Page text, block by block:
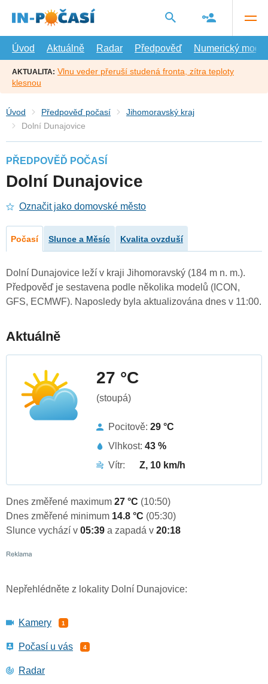
hlavní
Úvod
Aktuálně Radar Předpověď Numerický model
AKTUALITA: Vlnu veder přeruší studená fronta, zítra teploty
klesnou
Úvod Předpověď počasí
Jihomoravský kraj
Dolní Dunajovice
PŘEDPOVĚĎ POČASÍ
Dolní Dunajovice
Označit jako domovské město
Počasí Slunce a Měsíc Kvalita ovzduší
Dolní Dunajovice leží v kraji Jihomoravský (184 m n. m.).
Předpověď je sestavena podle několika modelů (ICON,
GFS, ECMWF). Naposledy byla aktualizována dnes v 11:00.
Aktuálně
27 °C
(stoupá)
Pocitově: 29 °C
Vlhkost: 43 %
Vítr:
Z, 10 km/h
Dnes změřené maximum 27 °C (10:50)
Dnes změřené minimum 14.8 °C (05:30)
Slunce vychází v 05:39 a zapadá v 20:18
Nepřehlédněte z lokality Dolní Dunajovice:
Kamery 1
Počasí u vás 4
Radar